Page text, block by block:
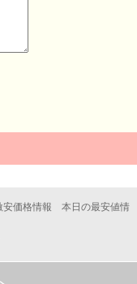
安価格情報 本日の最安値情